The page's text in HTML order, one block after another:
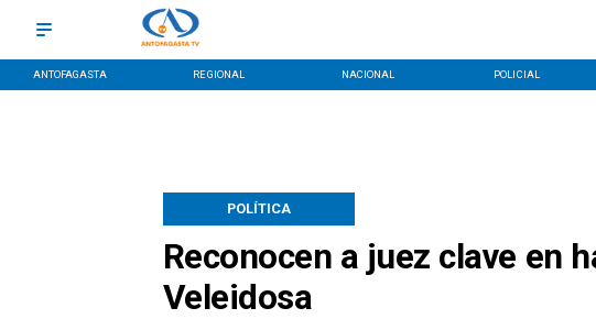
ANTOFAGASTA REGIONAL NACIONAL POLICIAL
Reconocen a juez clave en
Veleidosa
POLÍTICA